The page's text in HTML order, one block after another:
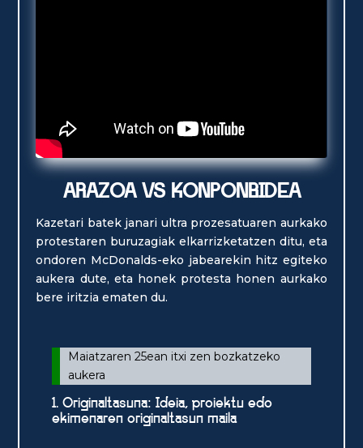
ARAZOA VS KONPONBIDEA
Kazetari batek janari ultra prozesatuaren aurkako
protestaren buruzagiak elkarrizketatzen ditu, eta
ondoren McDonalds-eko jabearekin hitz egiteko
aukera dute, eta honek protesta honen aurkako
bere iritzia ematen du.
Maiatzaren 25ean itxi zen bozkatzeko
aukera
1. Originaltasuna: Ideia, proiektu edo
ekimenaren originaltasun maila